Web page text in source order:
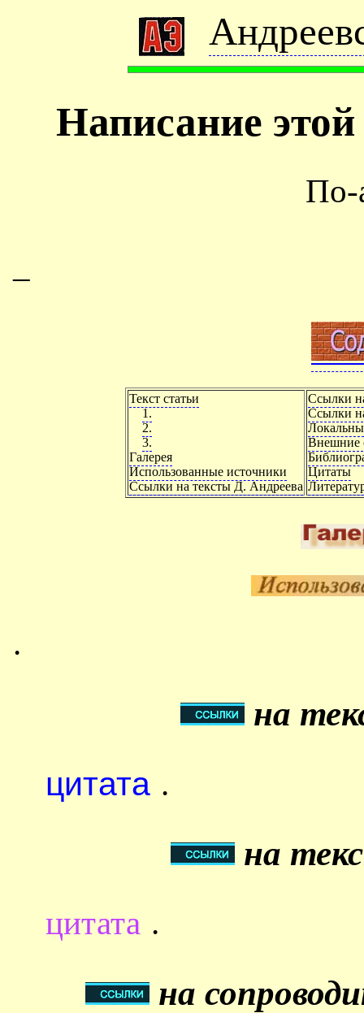
Написание
По-
–
Текст статьи
1.
2.
3.
Галерея
Использованные источники
Ссылки на тексты Д. Андреева
Ссылки
Ссылки
Внешние
Цитаты
.
на
цитата .
на
цитата .
на